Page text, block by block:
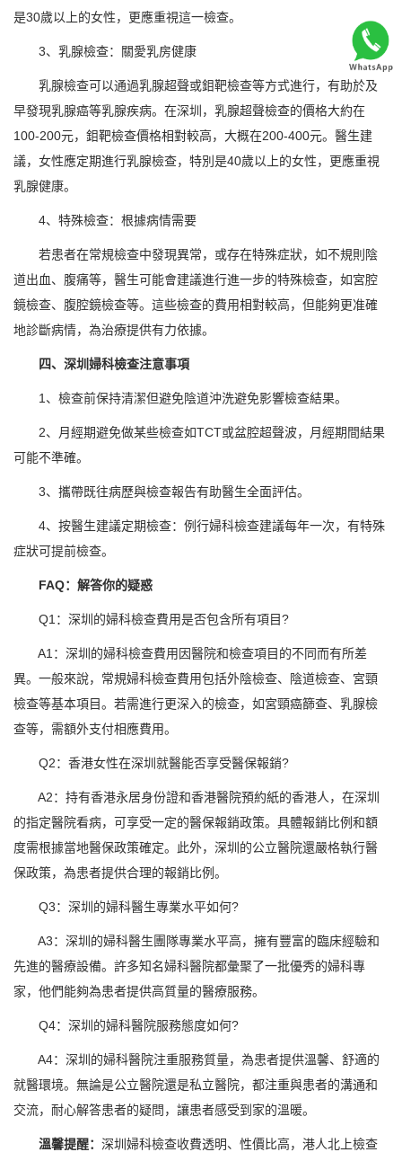
是30歲以上的女性，更應重視這一檢查。
3、乳腺檢查：關愛乳房健康
乳腺檢查可以通過乳腺超聲或鉬靶檢查等方式進行，有助於及
早發現乳腺癌等乳腺疾病。在深圳，乳腺超聲檢查的價格大約在
100-200元，鉬靶檢查價格相對較高，大概在200-400元。醫生建
議，女性應定期進行乳腺檢查，特別是40歲以上的女性，更應重視
乳腺健康。
4、特殊檢查：根據病情需要
若患者在常規檢查中發現異常，或存在特殊症狀，如不規則陰
道出血、腹痛等，醫生可能會建議進行進一步的特殊檢查，如宮腔
鏡檢查、腹腔鏡檢查等。這些檢查的費用相對較高，但能夠更准確
地診斷病情，為治療提供有力依據。
四、深圳婦科檢查注意事項
1、檢查前保持清潔但避免陰道沖洗避免影響檢查結果。
2、月經期避免做某些檢查如TCT或盆腔超聲波，月經期間結果
可能不準確。
3、攜帶既往病歷與檢查報告有助醫生全面評估。
4、按醫生建議定期檢查：例行婦科檢查建議每年一次，有特殊
症狀可提前檢查。
FAQ：解答你的疑惑
Q1：深圳的婦科檢查費用是否包含所有項目?
A1：深圳的婦科檢查費用因醫院和檢查項目的不同而有所差
異。一般來說，常規婦科檢查費用包括外陰檢查、陰道檢查、宮頸
檢查等基本項目。若需進行更深入的檢查，如宮頸癌篩查、乳腺檢
查等，需額外支付相應費用。
Q2：香港女性在深圳就醫能否享受醫保報銷?
A2：持有香港永居身份證和香港醫院預約紙的香港人，在深圳
的指定醫院看病，可享受一定的醫保報銷政策。具體報銷比例和額
度需根據當地醫保政策確定。此外，深圳的公立醫院還嚴格執行醫
保政策，為患者提供合理的報銷比例。
Q3：深圳的婦科醫生專業水平如何?
A3：深圳的婦科醫生團隊專業水平高，擁有豐富的臨床經驗和
先進的醫療設備。許多知名婦科醫院都彙聚了一批優秀的婦科專
家，他們能夠為患者提供高質量的醫療服務。
Q4：深圳的婦科醫院服務態度如何?
A4：深圳的婦科醫院注重服務質量，為患者提供溫馨、舒適的
就醫環境。無論是公立醫院還是私立醫院，都注重與患者的溝通和
交流，耐心解答患者的疑問，讓患者感受到家的溫暖。
溫馨提醒： 深圳婦科檢查收費透明、性價比高，港人北上檢查